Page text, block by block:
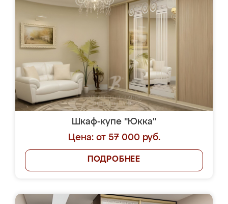
Шкаф-купе "Юкка"
Цена: от 57 000 руб.
ПОДРОБНЕЕ